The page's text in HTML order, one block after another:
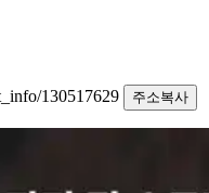
130517629
주소복사